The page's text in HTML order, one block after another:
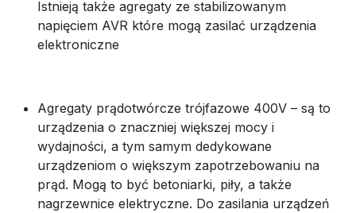
Istnieją także agregaty ze stabilizowanym
napięciem AVR które mogą zasilać urządzenia
elektroniczne
Agregaty prądotwórcze trójfazowe 400V – są to
urządzenia o znaczniej większej mocy i
wydajności, a tym samym dedykowane
urządzeniom o większym zapotrzebowaniu na
prąd. Mogą to być betoniarki, piły, a także
nagrzewnice elektryczne. Do zasilania urządzeń